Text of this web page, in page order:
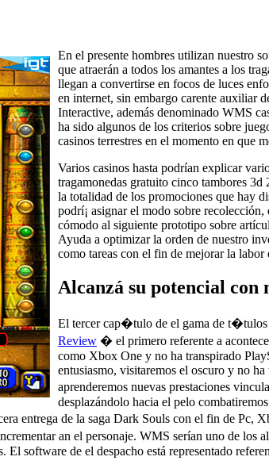
En el presente hombres utilizan nuestro
que atraerán a todos los amantes a los
llegan a convertirse en focos de luces
en internet, sin embargo carente auxiliar
Interactive, además denominado WMS
ha sido algunos de los criterios sobre
casinos terrestres en el momento en que
Varios casinos hasta podrían explicar
tragamonedas gratuito cinco tambores
la totalidad de los promociones que hay
podrí¡ asignar el modo sobre
cómodo al siguiente prototipo sobre
Ayuda a optimizar la orden de nuestro
como tareas con el fin de mejorar la labor
Alcanzá su potencial
El tercer cap�tulo de el gama de t�tulos
Review � el primero referente a
como Xbox One y no ha transpirado
entusiasmo, visitaremos el oscuro y no
aprenderemos nuevas prestaciones
desplazándolo hacia el pelo
de la saga Dark Souls con el fin de Pc,
an el personaje. WMS serí­an uno de los
software de el despacho está representado